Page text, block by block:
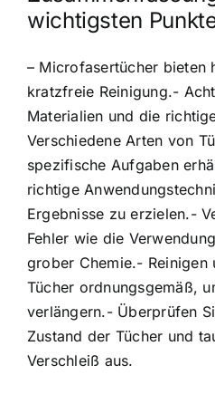
wichtigsten
– Microfasertücher bieten
kratzfreie Reinigung.-
Materialien und die
Verschiedene Arten von
spezifische Aufgaben
richtige
Ergebnisse zu erzielen.-
Fehler wie die
grober Chemie.- Reinigen
Tücher ordnungsgemäß,
verlängern.- Überprüfen
Zustand der Tücher und
Verschleiß aus.